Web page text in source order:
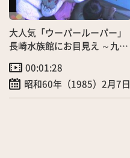
大人気「ウーパールーパー」
長崎水族館にお目見え ～九州
00:01:28
昭和60年（1985）2月7日